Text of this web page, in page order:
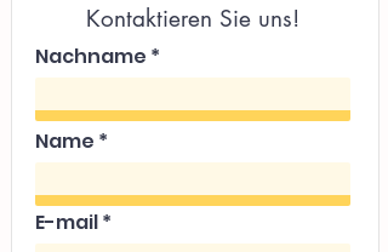
Kontaktieren Sie uns!
Nachname
Name
E-mail